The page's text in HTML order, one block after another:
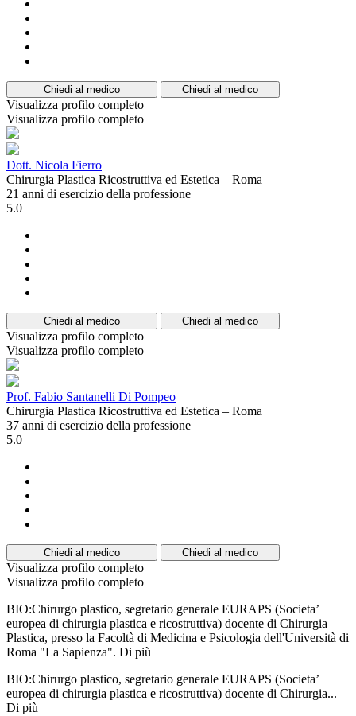
Chiedi al medico Chiedi al medico
Visualizza profilo completo
Visualizza profilo completo
Dott. Nicola Fierro
Chirurgia Plastica Ricostruttiva ed Estetica – Roma
21 anni di esercizio della professione
5.0
Chiedi al medico Chiedi al medico
Visualizza profilo completo
Visualizza profilo completo
Prof. Fabio Santanelli Di Pompeo
Chirurgia Plastica Ricostruttiva ed Estetica – Roma
37 anni di esercizio della professione
5.0
Chiedi al medico Chiedi al medico
Visualizza profilo completo
Visualizza profilo completo
BIO:Chirurgo plastico, segretario generale EURAPS (Societa’
europea di chirurgia plastica e ricostruttiva) docente di Chirurgia
Plastica, presso la Facoltà di Medicina e Psicologia dell'Università di
Roma "La Sapienza". Di più
BIO:Chirurgo plastico, segretario generale EURAPS (Societa’
europea di chirurgia plastica e ricostruttiva) docente di Chirurgia...
Di più